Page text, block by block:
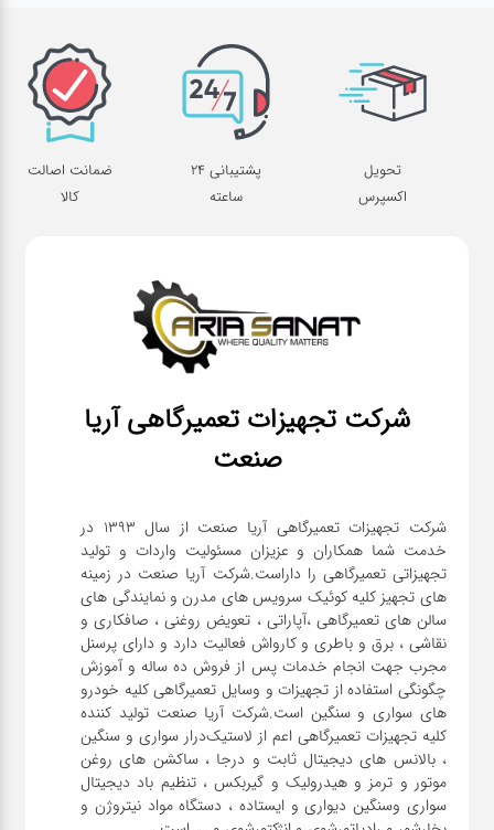
تحویل
اکسپرس
پشتیبانی 24
ساعته
ضمانت اصالت
کالا
شرکت تجهیزات تعمیرگاهی آریا
صنعت
شرکت تجهیزات تعمیرگاهی آریا صنعت از سال ۱۳۹۳ در
خدمت شما همکاران و عزیزان مسئولیت واردات و تولید
تجهیزاتی تعمیرگاهی را داراست.شرکت آریا صنعت در زمینه
های تجهیز کلیه کوئیک سرویس های مدرن و نمایندگی های
سالن های تعمیرگاهی ،آپاراتی ، تعویض روغنی ، صافکاری و
نقاشی ، برق و باطری و کارواش فعالیت دارد و دارای پرسنل
مجرب جهت انجام خدمات پس از فروش ده ساله و آموزش
چگونگی استفاده از تجهیزات و وسایل تعمیرگاهی کلیه خودرو
های سواری و سنگین است.شرکت آریا صنعت تولید کننده
کلیه تجهیزات تعمیرگاهی اعم از لاستیک‌درار سواری و ‌سنگین
، بالانس های دیجیتال ثابت و درجا ، ساکشن های روغن
موتور و ترمز و هیدرولیک و گیربکس ، تنظیم باد دیجیتال
سواری و‌سنگین دیواری و ایستاده ، دستگاه مواد نیتروژن و